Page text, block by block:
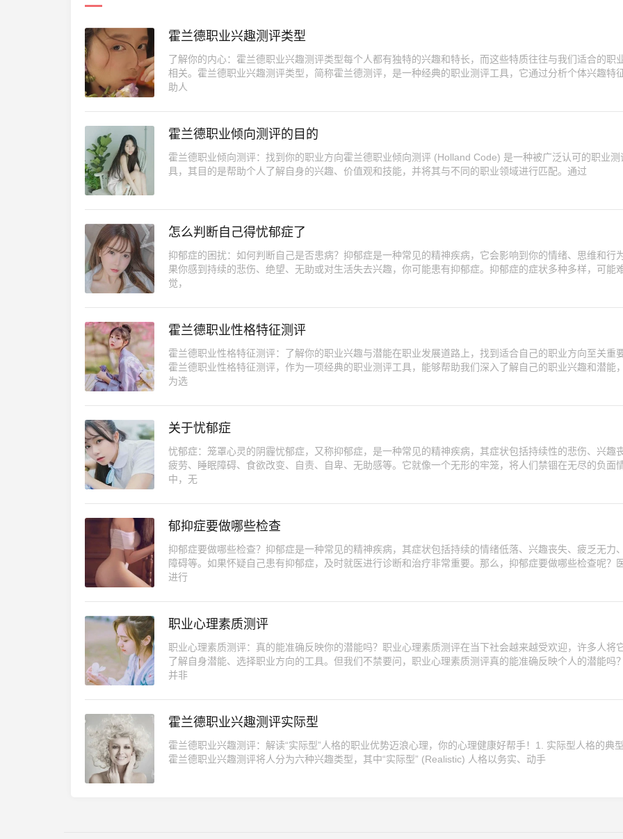
霍兰德职业兴趣测评类型
了解你的内心：霍兰德职业兴趣测评类型每个人都有独特的兴趣和特长，而这些特质往往与我们适合的职
相关。霍兰德职业兴趣测评类型，简称霍兰德测评，是一种经典的职业测评工具，它通过分析个体兴趣特
助人
霍兰德职业倾向测评的目的
霍兰德职业倾向测评：找到你的职业方向霍兰德职业倾向测评 (Holland Code) 是一种被广泛认可的职业测
具，其目的是帮助个人了解自身的兴趣、价值观和技能，并将其与不同的职业领域进行匹配。通过
怎么判断自己得忧郁症了
抑郁症的困扰：如何判断自己是否患病？抑郁症是一种常见的精神疾病，它会影响到你的情绪、思维和行
果你感到持续的悲伤、绝望、无助或对生活失去兴趣，你可能患有抑郁症。抑郁症的症状多种多样，可能
觉，
霍兰德职业性格特征测评
霍兰德职业性格特征测评：了解你的职业兴趣与潜能在职业发展道路上，找到适合自己的职业方向至关重
霍兰德职业性格特征测评，作为一项经典的职业测评工具，能够帮助我们深入了解自己的职业兴趣和潜能
为选
关于忧郁症
忧郁症：笼罩心灵的阴霾忧郁症，又称抑郁症，是一种常见的精神疾病，其症状包括持续性的悲伤、兴趣丧
疲劳、睡眠障碍、食欲改变、自责、自卑、无助感等。它就像一个无形的牢笼，将人们禁锢在无尽的负面
中，无
郁抑症要做哪些检查
抑郁症要做哪些检查？抑郁症是一种常见的精神疾病，其症状包括持续的情绪低落、兴趣丧失、疲乏无力
障碍等。如果怀疑自己患有抑郁症，及时就医进行诊断和治疗非常重要。那么，抑郁症要做哪些检查呢？
进行
职业心理素质测评
职业心理素质测评：真的能准确反映你的潜能吗？职业心理素质测评在当下社会越来越受欢迎，许多人将
了解自身潜能、选择职业方向的工具。但我们不禁要问，职业心理素质测评真的能准确反映个人的潜能吗
并非
霍兰德职业兴趣测评实际型
霍兰德职业兴趣测评：解读“实际型”人格的职业优势迈浪心理，你的心理健康好帮手！1. 实际型人格的典
霍兰德职业兴趣测评将人分为六种兴趣类型，其中“实际型” (Realistic) 人格以务实、动手